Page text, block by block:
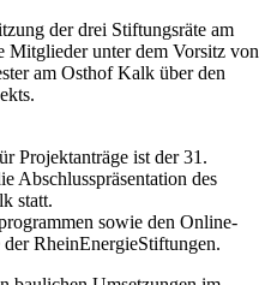
der drei Stiftungsräte am
Mitglieder unter dem Vorsitz von
am Osthof Kalk über den
Projektanträge ist der 31.
Abschlusspräsentation des
statt.
sowie den Online-
RheinEnergieStiftungen.